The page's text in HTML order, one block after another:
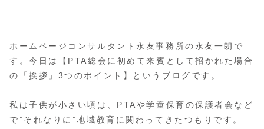
ホームページコンサルタント永友事務所の永友一朗で
す。今日は【PTA総会に初めて来賓として招かれた場合
の「挨拶」3つのポイント】というブログです。
私は子供が小さい頃は、PTAや学童保育の保護者会など
で”それなりに”地域教育に関わってきたつもりです。